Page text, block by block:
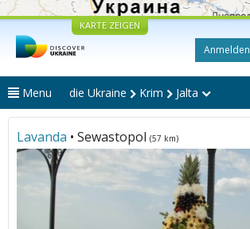
KARTE ZEIGEN
Anmelden
Menu die Ukraine Krim Jalta
Lavanda • Sewastopol (57 km)